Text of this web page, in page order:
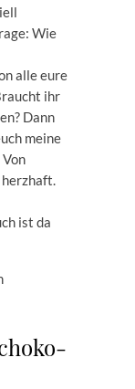
Wie
alle eure
ihr
Dann
meine
herzhaft.
ist da